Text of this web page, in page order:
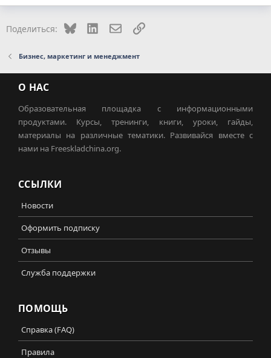
Поделиться: Bluesky LinkedInЭлектронная почта
Ссылка
Бизнес, маркетинг и менеджмент
О НАС
Образовательная площадка с информационными
продуктами. Курсы, тренинги, книги, уроки, гайды,
материалы на различные тематики. Развивайся вместе с
нами на Freeskladchina.org.
ССЫЛКИ
Новости
Оформить подписку
Отзывы
Служба поддержки
ПОМОЩЬ
Справка (FAQ)
Правила